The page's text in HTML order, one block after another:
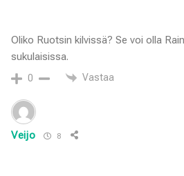
Oliko Ruotsin kilvissä? Se voi olla
sukulaisissa.
0 Vastaa
Veijo 8